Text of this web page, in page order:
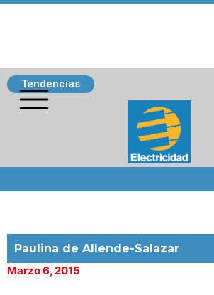
Tendencias
Paulina de Allende-Salazar
Marzo 6, 2015